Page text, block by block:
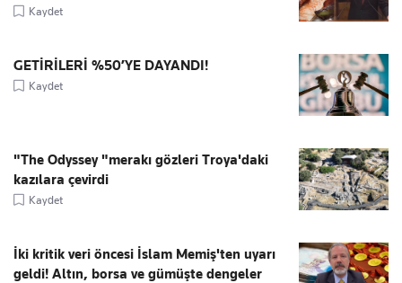
Kaydet
GETİRİLERİ %50’YE DAYANDI!
Kaydet
"The Odyssey "merakı gözleri Troya'daki
kazılara çevirdi
Kaydet
İki kritik veri öncesi İslam Memiş'ten uyarı
geldi! Altın, borsa ve gümüşte dengeler